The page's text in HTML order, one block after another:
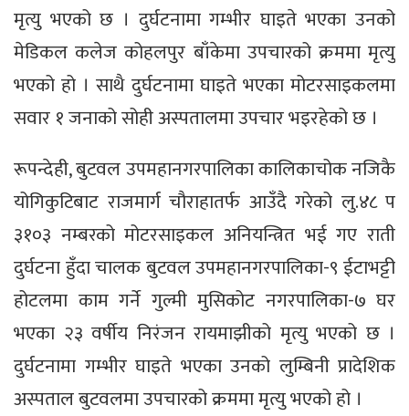
मृत्यु भएको छ । दुर्घटनामा गम्भीर घाइते भएका उनको
मेडिकल कलेज कोहलपुर बाँकेमा उपचारको क्रममा मृत्यु
भएको हो । साथै दुर्घटनामा घाइते भएका मोटरसाइकलमा
सवार १ जनाको सोही अस्पतालमा उपचार भइरहेको छ ।
रूपन्देही, बुटवल उपमहानगरपालिका कालिकाचोक नजिकै
योगिकुटिबाट राजमार्ग चौराहातर्फ आउँदै गरेको लु.४८ प
३१०३ नम्बरको मोटरसाइकल अनियन्त्रित भई गए राती
दुर्घटना हुँदा चालक बुटवल उपमहानगरपालिका-९ ईटाभट्टी
होटलमा काम गर्ने गुल्मी मुसिकोट नगरपालिका-७ घर
भएका २३ वर्षीय निरंजन रायमाझीको मृत्यु भएको छ ।
दुर्घटनामा गम्भीर घाइते भएका उनको लुम्बिनी प्रादेशिक
अस्पताल बुटवलमा उपचारको क्रममा मृत्यु भएको हो ।